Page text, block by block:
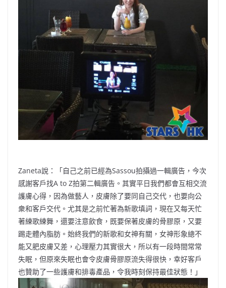
Zaneta說：「自己之前已經為Sassou拍攝過一輯廣告，今次
感謝客戶找A to Z拍第二輯廣告。其實平日我們都會互相交流
護膚心得，因為做藝人，皮膚除了要同自己交代，也要向公
衆和客戶交代。尤其是之前忙著為新歌填詞，現在又每天忙
著練歌練舞，還要注意飲食，既要保著皮膚的骨膠原，又要
踢走體內脂肪。始終我們的新歌和女神有關，女神形象總不
能又肥皮膚又差，心理壓力其實很大，所以有一段時間常常
失眠，但原來失眠也會令皮膚骨膠原流失得很快，幸好客戶
也贊助了一些護膚和排毒產品，令我時刻保持最佳狀態！」